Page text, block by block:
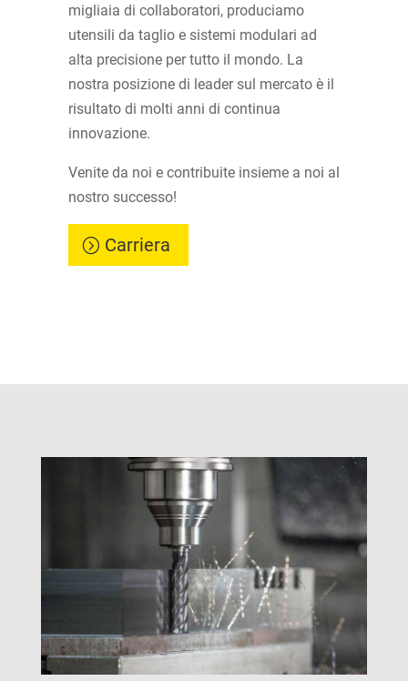
migliaia di collaboratori, produciamo
utensili da taglio e sistemi modulari ad
alta precisione per tutto il mondo. La
nostra posizione di leader sul mercato è il
risultato di molti anni di continua
innovazione.
Venite da noi e contribuite insieme a noi al
nostro successo!
Carriera